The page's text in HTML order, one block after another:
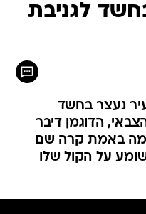
לגניבת
נעצר בחשד
הדוגמן דיבר
מה באמת קרה שם
על הקול שלו